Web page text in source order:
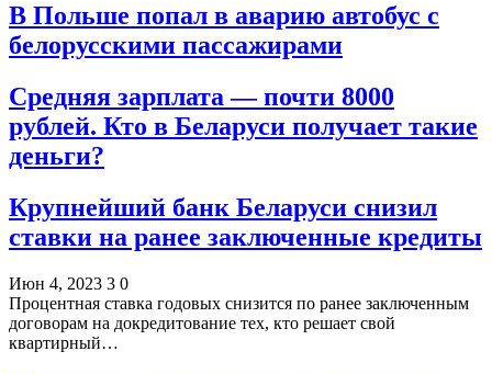
В Польше попал в аварию автобус с
белорусскими пассажирами
Средняя зарплата — почти 8000
рублей. Кто в Беларуси получает такие
деньги?
Крупнейший банк Беларуси снизил
ставки на ранее заключенные кредиты
Июн 4, 2023 3 0
Процентная ставка годовых снизится по ранее заключенным
договорам на докредитование тех, кто решает свой
квартирный…